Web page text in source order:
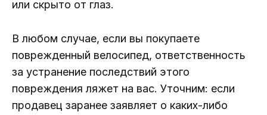
или скрыто от глаз.
В любом случае, если вы покупаете
поврежденный велосипед, ответственность
за устранение последствий этого
повреждения ляжет на вас. Уточним: если
продавец заранее заявляет о каких-либо